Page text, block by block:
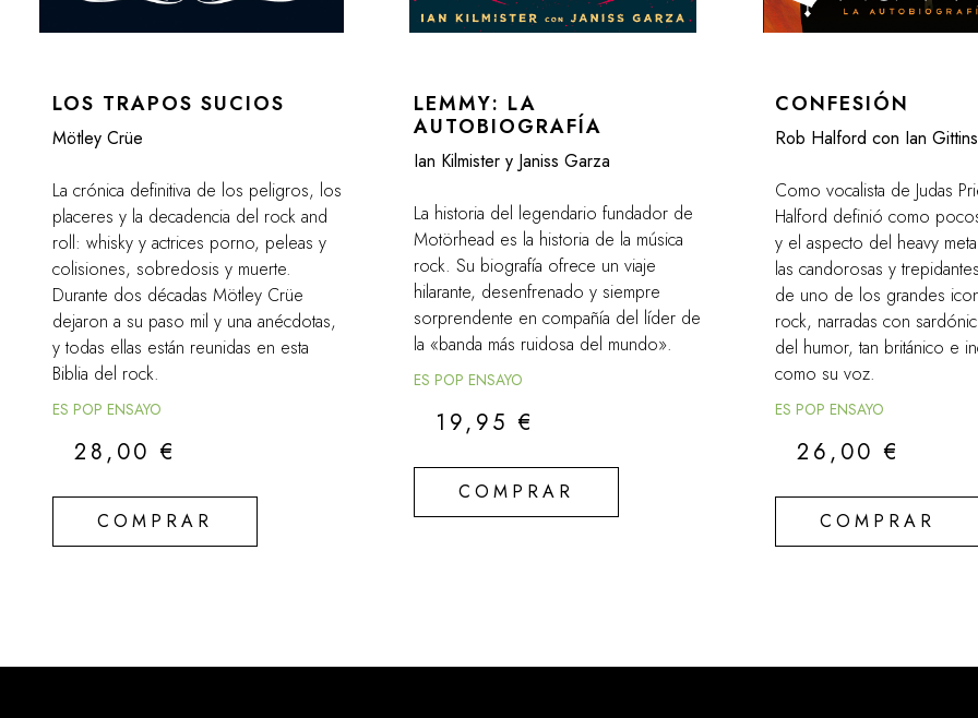
LOS TRAPOS SUCIOS
Mötley Crüe
La crónica definitiva de los peligros, los
placeres y la decadencia del rock and
roll: whisky y actrices porno, peleas y
colisiones, sobredosis y muerte.
Durante dos décadas Mötley Crüe
dejaron a su paso mil y una anécdotas,
y todas ellas están reunidas en esta
Biblia del rock.
ES POP ENSAYO
28,00€
COMPRAR
LEMMY: LA
AUTOBIOGRAFÍA
Ian Kilmister y Janiss Garza
La historia del legendario fundador de
Motörhead es la historia de la música
rock. Su biografía ofrece un viaje
hilarante, desenfrenado y siempre
sorprendente en compañía del líder de
la «banda más ruidosa del mundo».
ES POP ENSAYO
19,95€
COMPRAR
CONFESIÓN
Rob Halford con Ian Gittins
Como vocalista de Judas
Halford definió como
y el aspecto del heavy
las candorosas y
de uno de los grandes
rock, narradas con
del humor, tan británico e
como su voz.
ES POP ENSAYO
26,00€
COMPRAR